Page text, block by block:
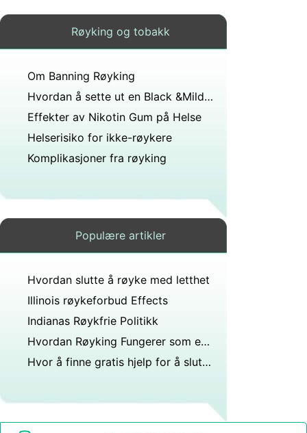
Røyking og tobakk
Om Banning Røyking
Hvordan å sette ut en Black &Mild for senere bruk
Effekter av Nikotin Gum på Helse
Helserisiko for ikke-røykere
Komplikasjoner fra røyking
Populære artikler
Hvordan slutte å røyke med letthet
Illinois røykeforbud Effects
Indianas Røykfrie Politikk
Hvordan Røyking Fungerer som en Antidepressive
Hvor å finne gratis hjelp for å slutte å røyke